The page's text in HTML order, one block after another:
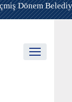
Dönem